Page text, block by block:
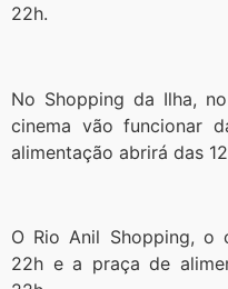
22h.
No Shopping da Ilha,
cinema vão funcionar
alimentação abrirá das
O Rio Anil Shopping, o
22h e a praça de